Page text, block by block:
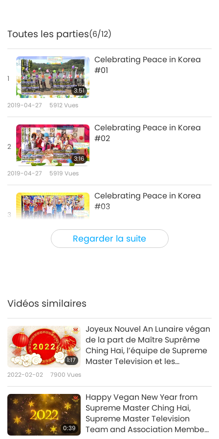
Regarder la suite
Toutes les parties(6/12)
1
3:51
Celebrating Peace in Korea
#01
2019-04-27 5912Vues
2
3:16
Celebrating Peace in Korea
#02
2019-04-27 5919 Vues
3
Celebrating Peace in Korea
#03
6074 Vues
2019-04-27 5947 Vues
5
3:06
Celebrating Peace in Korea
#05
2019-04-27 5920Vues
4:39
Celebrating Peace in Korea
#06
Vidéos similaires
1:17
Joyeux Nouvel An Lunaire végan
de la part de Maître Suprême
Ching Hai, l’équipe de Supreme
Master Television et les
Suprême Ching Hai (tous
végans)
2022-02-02 7900 Vues
0:39
Happy Vegan New Year from
Supreme Master Ching Hai,
Supreme Master Television
Team and Association Members